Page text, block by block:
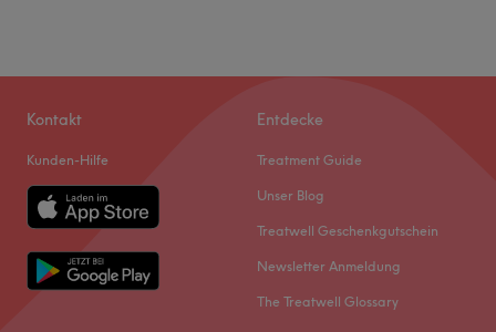
Kontakt
Kunden-Hilfe
Entdecke
Treatment Guide
Unser Blog
Treatwell Geschenkgutschein
Newsletter Anmeldung
The Treatwell Glossary